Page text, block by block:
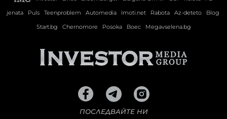
jenata
Puls Teenproblem Automedia Imoti.net Rabota Az-deteto
Blog
Start.bg
Chernomore Posoka Boec Megavselena.bg
ПОСЛЕДВАЙТЕ НИ